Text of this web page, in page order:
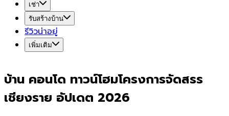
เช่า
รับสร้างบ้าน
รีวิวน่าอยู่
เพิ่มเติม
บ้าน คอนโด ทาวน์โฮมโครงการจัดสรร
เชียงราย อัปเดต 2026